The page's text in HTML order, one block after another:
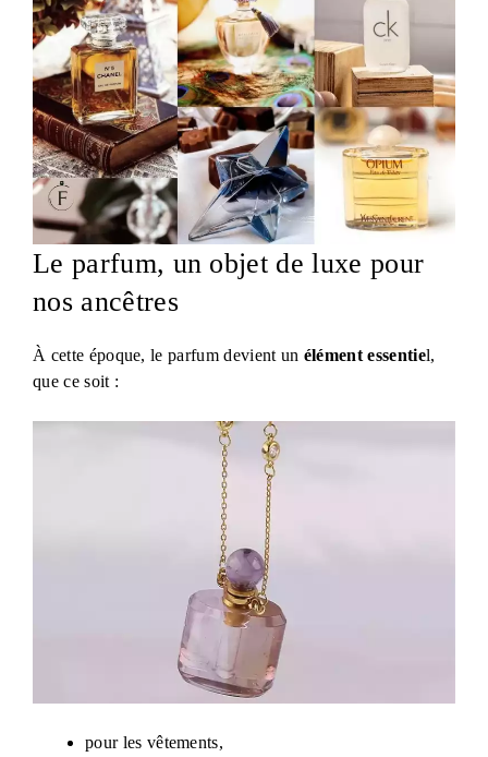
Le parfum, un objet de luxe pour
nos ancêtres
À cette époque, le parfum devient un élément essentiel,
que ce soit :
pour les vêtements,